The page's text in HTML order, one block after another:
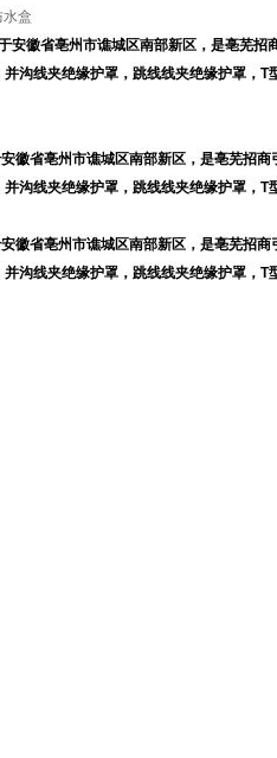
水盒
徽省亳州市谯城区南部新区，是亳芜招
沟线夹绝缘护罩，跳线线夹绝缘护罩，
徽省亳州市谯城区南部新区，是亳芜招
沟线夹绝缘护罩，跳线线夹绝缘护罩，
徽省亳州市谯城区南部新区，是亳芜招
沟线夹绝缘护罩，跳线线夹绝缘护罩，